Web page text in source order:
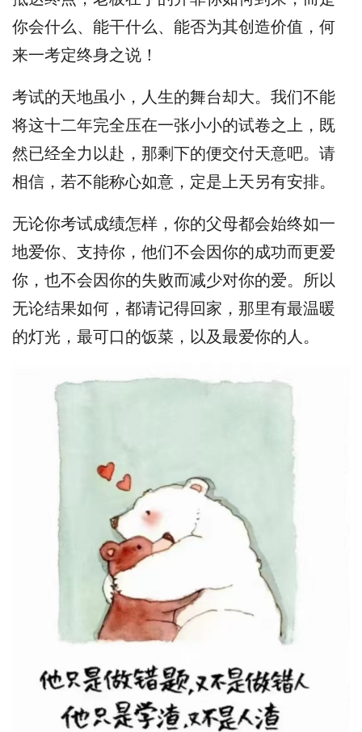
你会什么、能干什么、能否为其创造价值，何
来一考定终身之说！
考试的天地虽小，人生的舞台却大。我们不能
将这十二年完全压在一张小小的试卷之上，既
然已经全力以赴，那剩下的便交付天意吧。请
相信，若不能称心如意，定是上天另有安排。
无论你考试成绩怎样，你的父母都会始终如一
地爱你、支持你，他们不会因你的成功而更爱
你，也不会因你的失败而减少对你的爱。所以
无论结果如何，都请记得回家，那里有最温暖
的灯光，最可口的饭菜，以及最爱你的人。